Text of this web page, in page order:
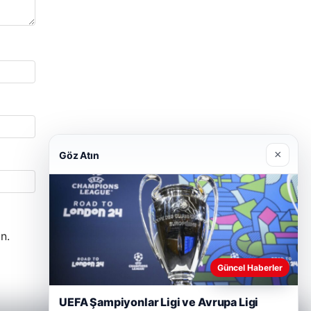
Göz Atın ×
Güncel Haberler
UEFA Şampiyonlar Ligi ve Avrupa Ligi